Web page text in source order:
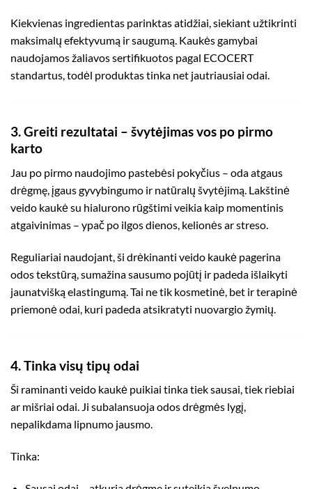
Kiekvienas ingredientas parinktas atidžiai, siekiant užtikrinti
maksimalų efektyvumą ir saugumą. Kaukės gamybai
naudojamos žaliavos sertifikuotos pagal ECOCERT
standartus, todėl produktas tinka net jautriausiai odai.
3. Greiti rezultatai – švytėjimas vos po pirmo
karto
Jau po pirmo naudojimo pastebėsi pokyčius – oda atgaus
drėgmę, įgaus gyvybingumo ir natūralų švytėjimą. Lakštinė
veido kaukė su hialurono rūgštimi veikia kaip momentinis
atgaivinimas – ypač po ilgos dienos, kelionės ar streso.
Reguliariai naudojant, ši drėkinanti veido kaukė pagerina
odos tekstūrą, sumažina sausumo pojūtį ir padeda išlaikyti
jaunatvišką elastingumą. Tai ne tik kosmetinė, bet ir terapinė
priemonė odai, kuri padeda atsikratyti nuovargio žymių.
4. Tinka visų tipų odai
Ši raminanti veido kaukė puikiai tinka tiek sausai, tiek riebiai
ar mišriai odai. Ji subalansuoja odos drėgmės lygį,
nepalikdama lipnumo jausmo.
Tinka: